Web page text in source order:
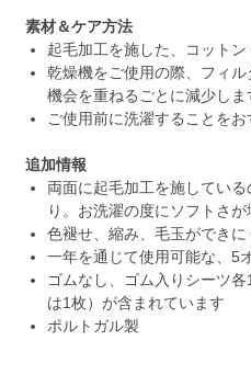
素材＆ケア方法
起毛加工を施した、コット
乾燥機をご使用の際、フィル
機会を重ねるごとに減少しま
ご使用前に洗濯することをお
追加情報
両面に起毛加工を施してい
り。お洗濯の度にソフトさが
色褪せ、縮み、毛玉ができ
一年を通じて使用可能な、5
ゴムなし、ゴム入りシーツ
は1枚）が含まれています
ポルトガル製